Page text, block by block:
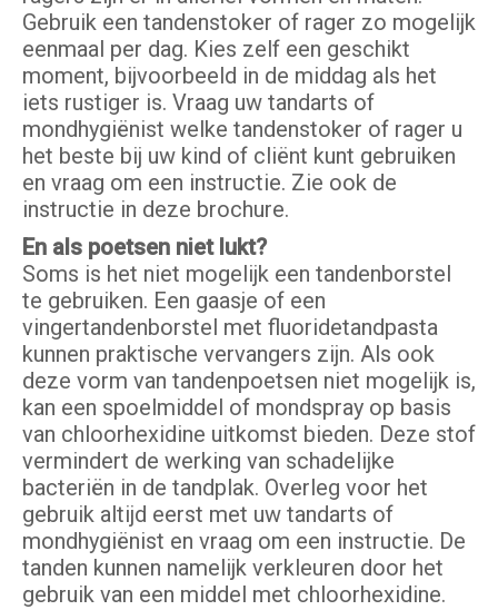
Gebruik een tandenstoker of rager zo mogelijk
eenmaal per dag. Kies zelf een geschikt
moment, bijvoorbeeld in de middag als het
iets rustiger is. Vraag uw tandarts of
mondhygiënist welke tandenstoker of rager u
het beste bij uw kind of cliënt kunt gebruiken
en vraag om een instructie. Zie ook de
instructie in deze brochure.
En als poetsen niet lukt?
Soms is het niet mogelijk een tandenborstel
te gebruiken. Een gaasje of een
vingertandenborstel met fluoridetandpasta
kunnen praktische vervangers zijn. Als ook
deze vorm van tandenpoetsen niet mogelijk is,
kan een spoelmiddel of mondspray op basis
van chloorhexidine uitkomst bieden. Deze stof
vermindert de werking van schadelijke
bacteriën in de tandplak. Overleg voor het
gebruik altijd eerst met uw tandarts of
mondhygiënist en vraag om een instructie. De
tanden kunnen namelijk verkleuren door het
gebruik van een middel met chloorhexidine.